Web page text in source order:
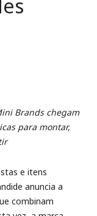
Brands chegam
para montar,
e itens
anuncia a
combinam